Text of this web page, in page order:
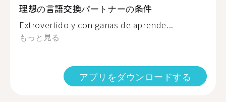
理想の言語交換パートナーの条件
Extrovertido y con ganas de aprende...
もっと見る
アプリをダウンロードする